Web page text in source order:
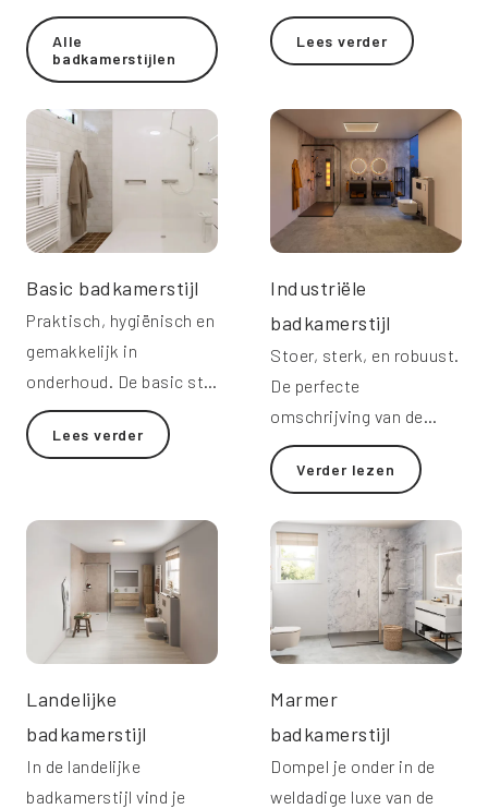
badkamerstijl het beste
bij jou past.
Alle
badkamerstijlen
hotelgevoel in je eigen
badkamer.
Lees verder
Basic badkamerstijl
Praktisch, hygiënisch en
gemakkelijk in
onderhoud. De basic stijl
van Molenaar is
eenvoudig en veilig.
Lees verder
Industriële
badkamerstijl
Stoer, sterk, en robuust.
De perfecte
omschrijving van de
industriële
badkamerstijl.
Verder lezen
Landelijke
badkamerstijl
In de landelijke
badkamerstijl vind je
Marmer
badkamerstijl
Dompel je onder in de
weldadige luxe van de